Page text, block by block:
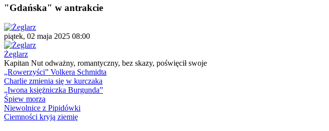
"Gdańska" w antrakcie
piątek, 02 maja 2025 08:00
Żeglarz
Kapitan Nut odważny, romantyczny, bez skazy, poświęcił swoje
„Rowerzyści” Volkera Schmidta
Charlie zmienia się w kurczaka
„Iwona księżniczka Burgunda”
Śpiew morza
Niewolnice z Pipidówki
Ciemności kryją ziemię